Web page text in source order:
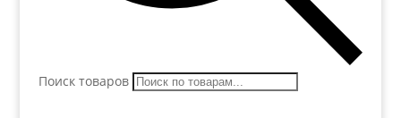
Поиск товаров